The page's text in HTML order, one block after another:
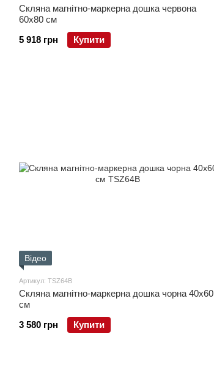
Скляна магнітно-маркерна дошка червона
60x80 см
5 918 грн
Купити
Відео
Артикул: TSZ64B
Скляна магнітно-маркерна дошка чорна 40x60
см
3 580 грн
Купити